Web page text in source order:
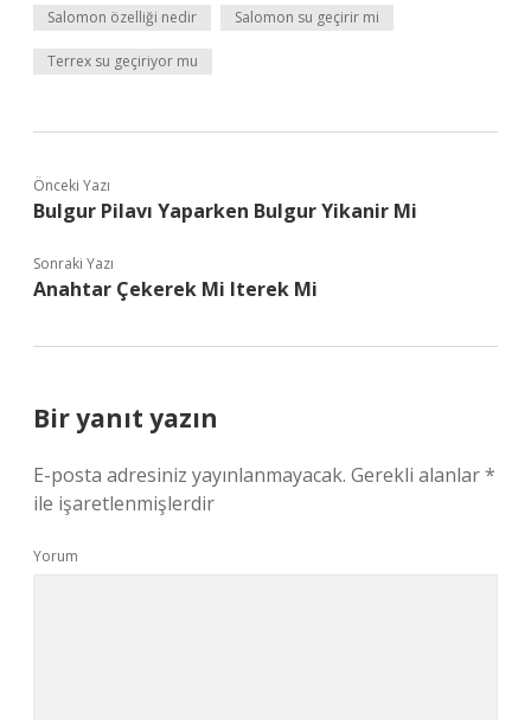
Salomon özelliği nedir Salomon su geçirir mi
Terrex su geçiriyor mu
Önceki Yazı
Bulgur Pilavı Yaparken Bulgur Yikanir Mi
Sonraki Yazı
Anahtar Çekerek Mi Iterek Mi
Bir yanıt yazın
E-posta adresiniz yayınlanmayacak. Gerekli alanlar*
ile işaretlenmişlerdir
Yorum